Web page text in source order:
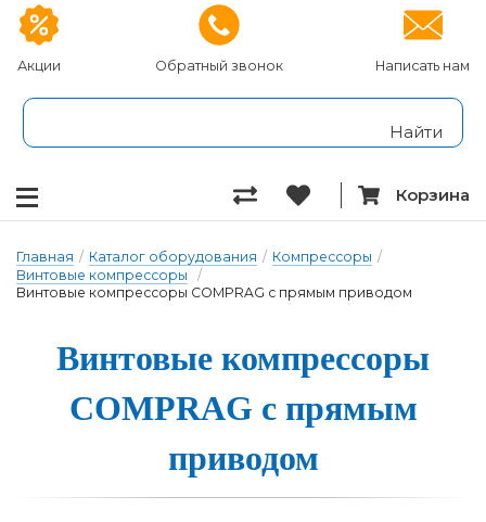
Акции Обратный звонок Написать нам
Корзина
Главная / Каталог оборудования / Компрессоры /
Винтовые компрессоры
/
Винтовые компрессоры COMPRAG с прямым приводом
Вин­то­вые ком­прес­со­ры
COMPRAG с пря­мым
при­во­дом